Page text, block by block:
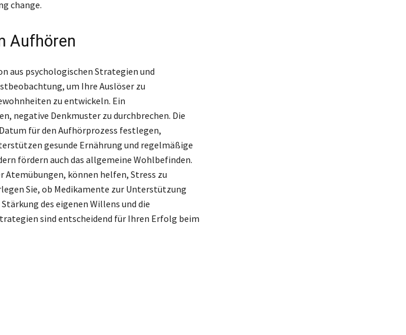
change.
Aufhören
aus psychologischen Strategien und
um Ihre Auslöser zu
zu entwickeln. Ein
negative Denkmuster zu durchbrechen. Die
für den Aufhörprozess festlegen,
gesunde Ernährung und regelmäßige
fördern auch das allgemeine Wohlbefinden.
können helfen, Stress zu
Sie, ob Medikamente zur Unterstützung
des eigenen Willens und die
sind entscheidend für Ihren Erfolg beim